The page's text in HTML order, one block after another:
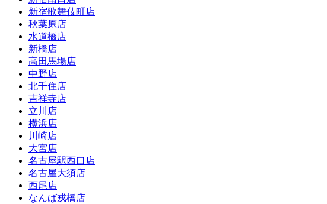
新宿歌舞伎町店
秋葉原店
水道橋店
新橋店
高田馬場店
中野店
北千住店
吉祥寺店
立川店
横浜店
川崎店
大宮店
名古屋駅西口店
名古屋大須店
西尾店
なんば戎橋店